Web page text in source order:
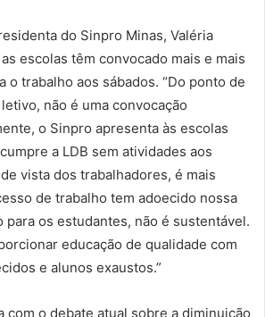
do Sinpro Minas, Valéria
escolas têm convocado mais e mais
o trabalho aos sábados. “Do ponto de
não é uma convocação
o Sinpro apresenta às escolas
a LDB sem atividades aos
vista dos trabalhadores, é mais
de trabalho tem adoecido nossa
para os estudantes, não é sustentável.
educação de qualidade com
e alunos exaustos.”
com o debate atual sobre a diminuição